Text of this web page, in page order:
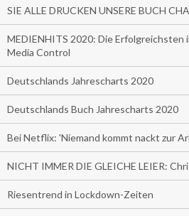
SIE ALLE DRUCKEN UNSERE BUCH
MEDIENHITS 2020: Die
Media Control
Deutschlands Jahrescharts 2020
Deutschlands Buch Jahrescharts 2020
Bei Netflix: 'Niemand kommt nackt zur
NICHT IMMER DIE GLEICHE LEIER:
Riesentrend in Lockdown-Zeiten